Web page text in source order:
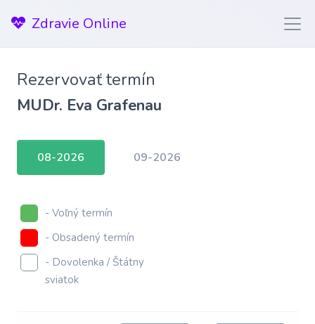
Zdravie Online
Rezervovať termín
MUDr. Eva Grafenau
08-2026 09-2026
- Voľný termín
- Obsadený termín
- Dovolenka / Štátny
sviatok